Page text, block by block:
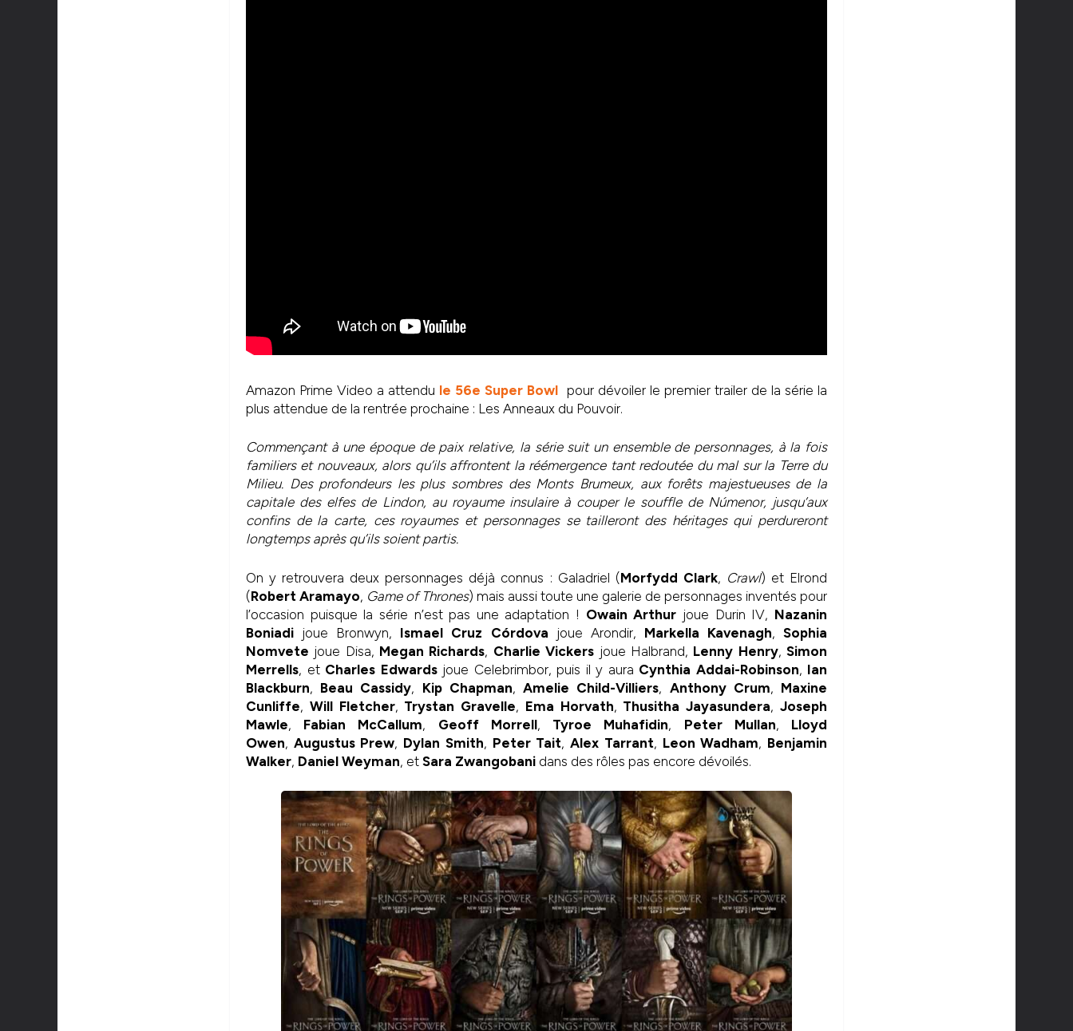
Amazon Prime Video a attendu le 56e Super Bowl pour dévoiler le premier trailer de la série la
plus attendue de la rentrée prochaine : Les Anneaux du Pouvoir.
Commençant à une époque de paix relative, la série suit un ensemble de personnages, à la fois
familiers et nouveaux, alors qu’ils affrontent la réémergence tant redoutée du mal sur la Terre du
Milieu. Des profondeurs les plus sombres des Monts Brumeux, aux forêts majestueuses de la
capitale des elfes de Lindon, au royaume insulaire à couper le souffle de Númenor, jusqu’aux
confins de la carte, ces royaumes et personnages se tailleront des héritages qui perdureront
longtemps après qu’ils soient partis.
On y retrouvera deux personnages déjà connus : Galadriel (Morfydd Clark, Crawl) et Elrond
(Robert Aramayo, Game of Thrones) mais aussi toute une galerie de personnages inventés pour
l’occasion puisque la série n’est pas une adaptation ! Owain Arthur joue Durin IV, Nazanin
Boniadi joue Bronwyn, Ismael Cruz Córdova joue Arondir, Markella Kavenagh,Sophia
Nomvete joue Disa, Megan Richards, Charlie Vickers joue Halbrand, Lenny Henry,Simon
Merrells, et Charles Edwardsjoue Celebrimbor, puis il y aura Cynthia Addai-Robinson, Ian
Blackburn, Beau Cassidy, Kip Chapman,Amelie Child-Villiers, Anthony Crum, Maxine
Cunliffe, Will Fletcher, Trystan Gravelle, Ema Horvath, Thusitha Jayasundera,Joseph
Mawle, Fabian McCallum, Geoff Morrell, Tyroe Muhafidin, Peter Mullan, Lloyd
Owen, Augustus Prew, Dylan Smith, Peter Tait, Alex Tarrant, Leon Wadham, Benjamin
Walker, Daniel Weyman, et Sara Zwangobani dans des rôles pas encore dévoilés.